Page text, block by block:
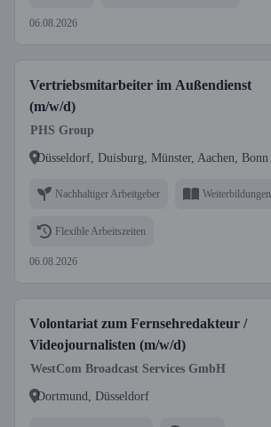
06.08.2026
Vertriebsmitarbeiter im Außendienst
(m/w/d)
PHS Group
Düsseldorf, Duisburg, Münster, Aachen, Bonn
Nachhaltiger Arbeitgeber Weiterbildungen
Flexible Arbeitszeiten
06.08.2026
Volontariat zum Fernsehredakteur /
Videojournalisten (m/w/d)
WestCom Broadcast Services GmbH
Dortmund, Düsseldorf